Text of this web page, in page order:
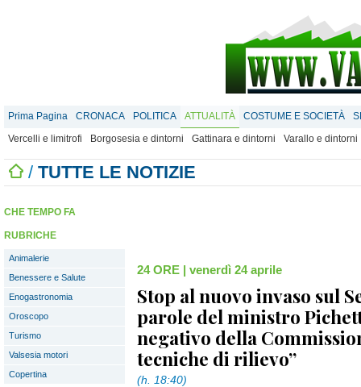
Prima Pagina CRONACA POLITICA ATTUALITÀ COSTUME E SOCIETÀ
Vercelli e limitrofi
Borgosesia e dintorni Gattinara e dintorni Varallo e dintorni
/ TUTTE LE NOTIZIE
CHE TEMPO FA
RUBRICHE
Animalerie
Benessere e Salute
Enogastronomia
Oroscopo
Turismo
Valsesia motori
Copertina
24 ORE | venerdì 24 aprile
Stop al nuovo invaso sul
parole del ministro
negativo della
tecniche di rilievo”
(h. 18:40)